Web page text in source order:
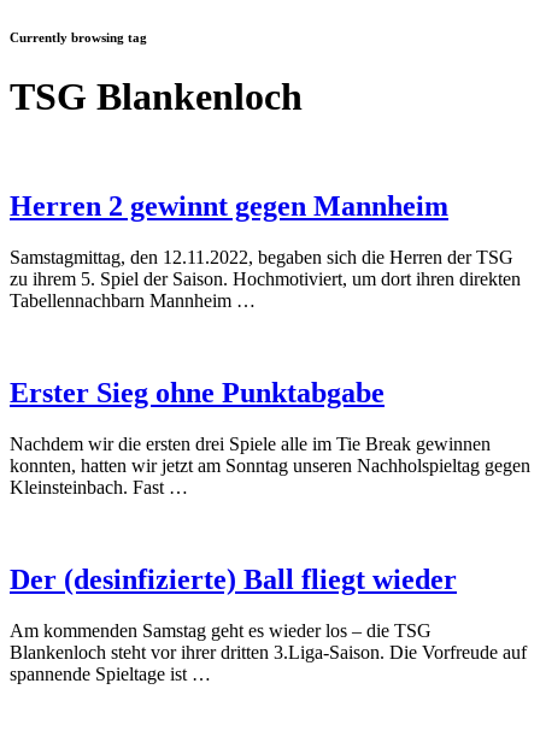
Currently browsing tag
TSG Blankenloch
Herren 2 gewinnt gegen Mannheim
Samstagmittag, den 12.11.2022, begaben sich die Herren der TSG
zu ihrem 5. Spiel der Saison. Hochmotiviert, um dort ihren direkten
Tabellennachbarn Mannheim …
Erster Sieg ohne Punktabgabe
Nachdem wir die ersten drei Spiele alle im Tie Break gewinnen
konnten, hatten wir jetzt am Sonntag unseren Nachholspieltag gegen
Kleinsteinbach. Fast …
Der (desinfizierte) Ball fliegt wieder
Am kommenden Samstag geht es wieder los – die TSG
Blankenloch steht vor ihrer dritten 3.Liga-Saison. Die Vorfreude auf
spannende Spieltage ist …